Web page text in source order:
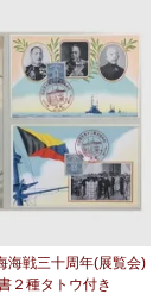
海戦三十周年(展覧会)
２種タトウ付き